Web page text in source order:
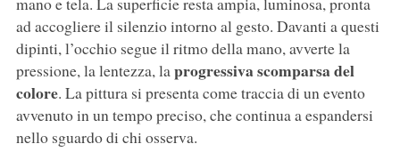
ad accogliere il silenzio intorno al gesto. Davanti a questi
dipinti, l’occhio segue il ritmo della mano, avverte la
pressione, la lentezza, la progressiva scomparsa del
colore. La pittura si presenta come traccia di un evento
avvenuto in un tempo preciso, che continua a espandersi
nello sguardo di chi osserva.